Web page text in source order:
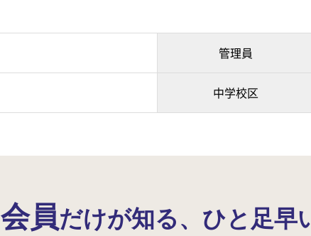
管理員
中学校区
会員だけが知る、ひと足早